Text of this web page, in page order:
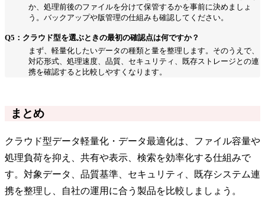
か、処理前後のファイルを分けて保管するかを事前に決めましょ
う。バックアップや版管理の仕組みも確認してください。
Q5：クラウド型を選ぶときの最初の確認点は何ですか？
まず、軽量化したいデータの種類と量を整理します。そのうえで、
対応形式、処理速度、品質、セキュリティ、既存ストレージとの連
携を確認すると比較しやすくなります。
まとめ
クラウド型データ軽量化・データ最適化は、ファイル容量や
処理負荷を抑え、共有や表示、検索を効率化する仕組みで
す。対象データ、品質基準、セキュリティ、既存システム連
携を整理し、自社の運用に合う製品を比較しましょう。